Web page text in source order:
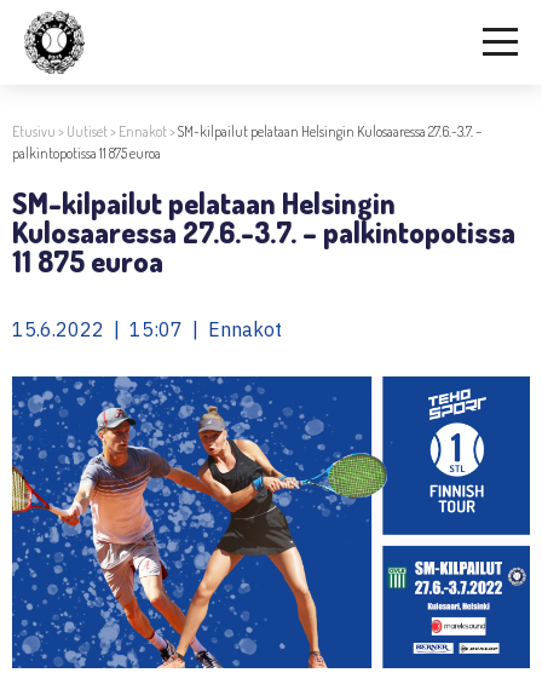
Etusivu > Uutiset> Ennakot>SM-kilpailut pelataan Helsingin Kulosaaressa 27.6.-3.7. –
palkintopotissa 11 875 euroa
SM-kilpailut pelataan Helsingin
Kulosaaressa 27.6.-3.7. – palkintopotissa
11 875 euroa
15.6.2022 | 15:07 | Ennakot